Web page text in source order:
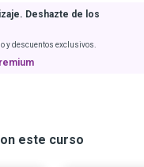
Deshazte de los
y descuentos exclusivos.
este curso